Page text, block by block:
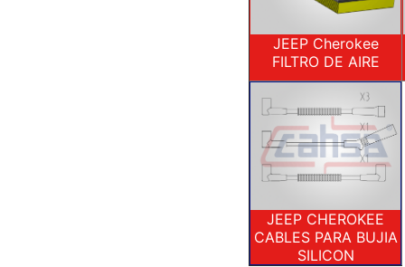
JEEP Cherokee
FILTRO DE AIRE
JEEP CHEROKEE
CABLES PARA BUJIA
SILICON